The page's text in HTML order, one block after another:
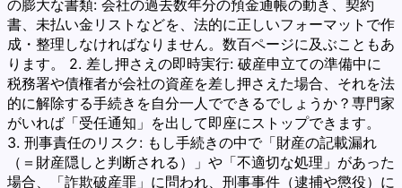
の膨大な書類: 会社の過去数年分の預金通帳の動き、契約
書、未払い金リストなどを、法的に正しいフォーマットで作
成・整理しなければなりません。数百ページに及ぶこともあ
ります。 2. 差し押さえの即時実行: 破産申立ての準備中に
税務署や債権者が会社の資産を差し押さえた場合、それを法
的に解除する手続きを自分一人でできるでしょうか？専門家
がいれば「受任通知」を出して即座にストップできます。
3. 刑事責任のリスク: もし手続きの中で「財産の記載漏れ
（＝財産隠しと判断される）」や「不適切な処理」があった
場合、「詐欺破産罪」に問われ、刑事事件（逮捕や懲役）に